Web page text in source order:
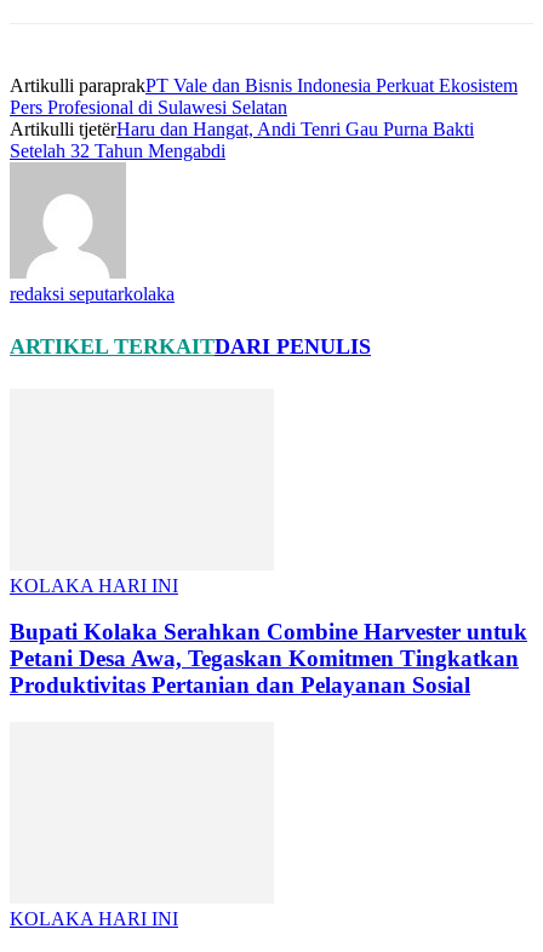
Artikulli paraprakPT Vale dan Bisnis Indonesia Perkuat Ekosistem
Pers Profesional di Sulawesi Selatan
Artikulli tjetërHaru dan Hangat, Andi Tenri Gau Purna Bakti
Setelah 32 Tahun Mengabdi
redaksi seputarkolaka
ARTIKEL TERKAITDARI PENULIS
KOLAKA HARI INI
Bupati Kolaka Serahkan Combine Harvester untuk
Petani Desa Awa, Tegaskan Komitmen Tingkatkan
Produktivitas Pertanian dan Pelayanan Sosial
KOLAKA HARI INI